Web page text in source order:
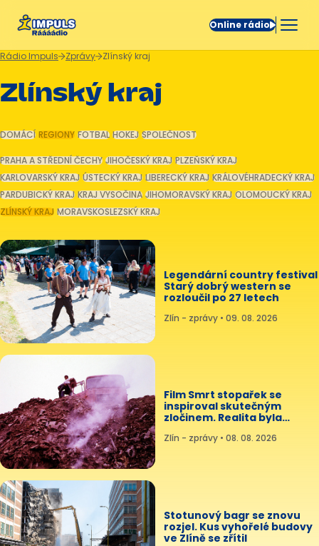
Online rádio
Rádio Impuls Zprávy Zlínský kraj
Zlínský kraj
DOMÁCÍ REGIONY FOTBAL HOKEJ SPOLEČNOST
PRAHA A STŘEDNÍ ČECHY JIHOČESKÝ KRAJ PLZEŇSKÝ KRAJ
KARLOVARSKÝ KRAJ ÚSTECKÝ KRAJ LIBERECKÝ KRAJ KRÁLOVÉHRADECKÝ KRAJ
PARDUBICKÝ KRAJ KRAJ VYSOČINA JIHOMORAVSKÝ KRAJ OLOMOUCKÝ KRAJ
ZLÍNSKÝ KRAJ MORAVSKOSLEZSKÝ KRAJ
Legendární country festival
Starý dobrý western se
rozloučil po 27 letech
Zlín - zprávy • 09. 08. 2026
Film Smrt stopařek se
inspiroval skutečným
zločinem. Realita byla
Zlín - zprávy • 08. 08. 2026
Stotunový bagr se znovu
rozjel. Kus vyhořelé budovy
ve Zlíně se zřítil